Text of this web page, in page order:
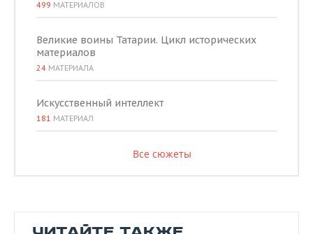
499 МАТЕРИАЛОВ
Великие воины Татарии. Цикл исторических
материалов
24 МАТЕРИАЛА
Искусственный интеллект
181 МАТЕРИАЛ
Все сюжеты